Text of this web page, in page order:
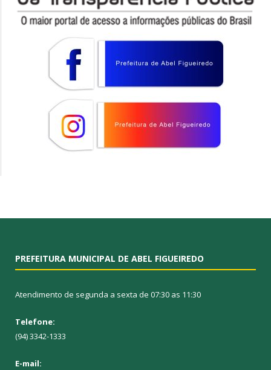
PREFEITURA MUNICIPAL DE ABEL FIGUEIREDO
Atendimento de segunda a sexta de 07:30 as 11:30
Telefone:
(94) 3342-1333
E-mail: